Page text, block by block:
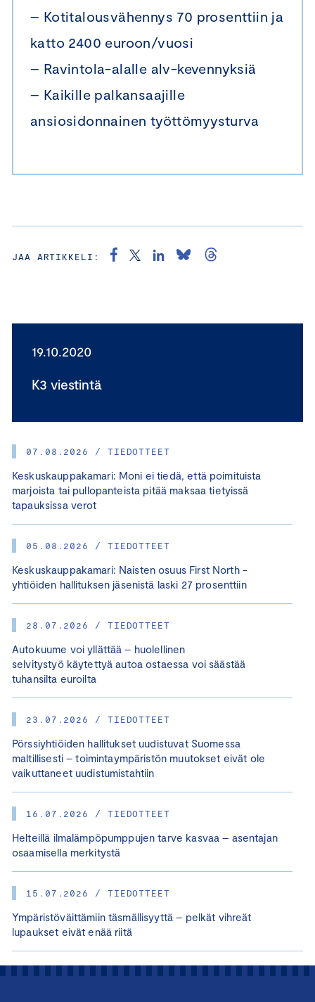
19.10.2020
K3 viestintä
07.08.2026 / TIEDOTTEET
Keskuskauppakamari: Moni ei tiedä, että poimituista
marjoista tai pullopanteista pitää maksaa tietyissä
tapauksissa verot
05.08.2026 / TIEDOTTEET
Keskuskauppakamari: Naisten osuus First North -
yhtiöiden hallituksen jäsenistä laski 27 prosenttiin
28.07.2026 / TIEDOTTEET
Autokuume voi yllättää – huolellinen
selvitystyö käytettyä autoa ostaessa voi säästää
tuhansilta euroilta
23.07.2026 / TIEDOTTEET
Pörssiyhtiöiden hallitukset uudistuvat Suomessa
maltillisesti – toimintaympäristön muutokset eivät ole
vaikuttaneet uudistumistahtiin
16.07.2026 / TIEDOTTEET
Helteillä ilmalämpöpumppujen tarve kasvaa – asentajan
osaamisella merkitystä
15.07.2026 / TIEDOTTEET
Ympäristöväittämiin täsmällisyyttä – pelkät vihreät
lupaukset eivät enää riitä
– Kotitalousvähennys 70 prosenttiin ja
katto 2400 euroon/vuosi
– Ravintola-alalle alv-kevennyksiä
– Kaikille palkansaajille
ansiosidonnainen työttömyysturva
JAA ARTIKKELI: